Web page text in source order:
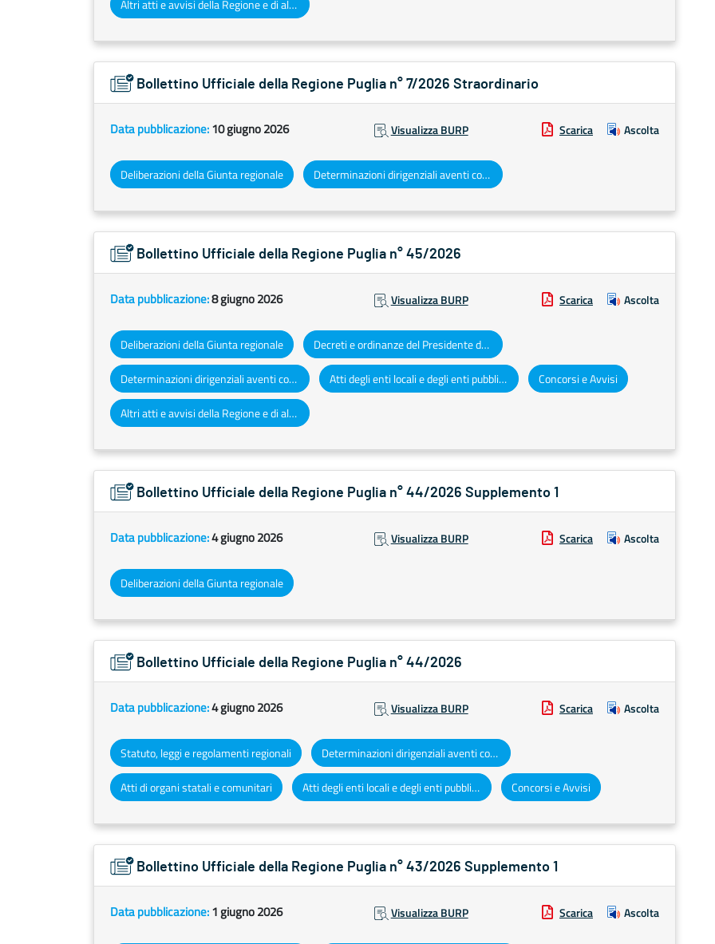
Altri atti e avvisi della Regione e di altri enti pubblici che interessano la collettività regionale
Bollettino Ufficiale della Regione Puglia n° 7/2026 Straordinario
Data pubblicazione:10 giugno 2026 Visualizza BURP Scarica Ascolta
Deliberazioni della Giunta regionale Determinazioni dirigenziali aventi contenuto di interesse generale
Bollettino Ufficiale della Regione Puglia n° 45/2026
Data pubblicazione:8 giugno 2026 Visualizza BURP Scarica Ascolta
Deliberazioni della Giunta regionale Decreti e ordinanze del Presidente della Giunta regionale
Determinazioni dirigenziali aventi contenuto di interesse generale Atti degli enti locali e degli enti pubblici e privati Concorsi e Avvisi
Altri atti e avvisi della Regione e di altri enti pubblici che interessano la collettività regionale
Bollettino Ufficiale della Regione Puglia n° 44/2026 Supplemento 1
Data pubblicazione:4 giugno 2026 Visualizza BURP Scarica Ascolta
Deliberazioni della Giunta regionale
Bollettino Ufficiale della Regione Puglia n° 44/2026
Data pubblicazione:4 giugno 2026 Visualizza BURP Scarica Ascolta
Statuto, leggi e regolamenti regionali Determinazioni dirigenziali aventi contenuto di interesse generale
Atti di organi statali e comunitari Atti degli enti locali e degli enti pubblici e privati Concorsi e Avvisi
Bollettino Ufficiale della Regione Puglia n° 43/2026 Supplemento 1
Data pubblicazione:1 giugno 2026 Visualizza BURP Scarica Ascolta